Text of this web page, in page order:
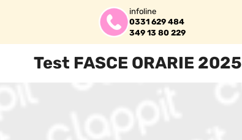
infoline
0331 629 484
349 13 80 229
Test FASCE ORARIE 2025